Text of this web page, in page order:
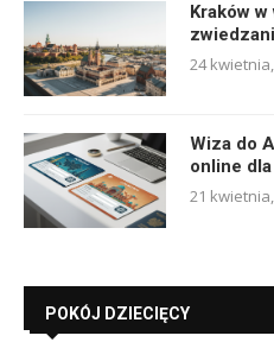
Kraków
24
Wiza do
online
21
POKÓJ DZIECIĘCY